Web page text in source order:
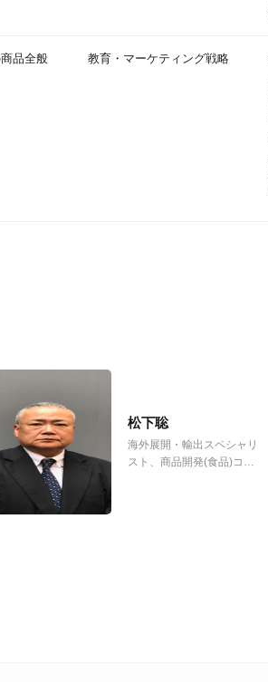
品全般 教育・マーケティング戦略
松下聡
海外展開・輸出スペシャリ
スト、商品開発(食品)コン